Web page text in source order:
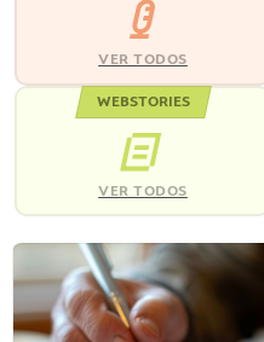
VER TODOS
WEBSTORIES
VER TODOS